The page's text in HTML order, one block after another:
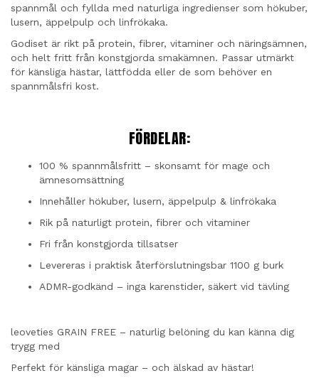
spannmål och fyllda med naturliga ingredienser som hökuber,
lusern, äppelpulp och linfrökaka.
Godiset är rikt på protein, fibrer, vitaminer och näringsämnen,
och helt fritt från konstgjorda smakämnen. Passar utmärkt
för känsliga hästar, lättfödda eller de som behöver en
spannmålsfri kost.
FÖRDELAR:
100 % spannmålsfritt – skonsamt för mage och
ämnesomsättning
Innehåller hökuber, lusern, äppelpulp & linfrökaka
Rik på naturligt protein, fibrer och vitaminer
Fri från konstgjorda tillsatser
Levereras i praktisk återförslutningsbar 1100 g burk
ADMR-godkänd – inga karenstider, säkert vid tävling
leoveties GRAIN FREE – naturlig belöning du kan känna dig
trygg med
Perfekt för känsliga magar – och älskad av hästar!